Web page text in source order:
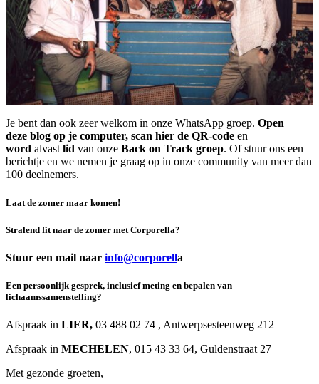
Je bent dan ook zeer welkom in onze WhatsApp groep. Open
deze blog op je computer, scan hier de QR-code en
word alvast lid van onze Back on Track groep. Of stuur ons een
berichtje en we nemen je graag op in onze community van meer dan
100 deelnemers.
Laat de zomer maar komen!
Stralend fit naar de zomer met Corporella?
Stuur een mail naar info@corporella
Een persoonlijk gesprek, inclusief meting en bepalen van
lichaamssamenstelling?
Afspraak in LIER, 03 488 02 74 , Antwerpsesteenweg 212
Afspraak in MECHELEN, 015 43 33 64, Guldenstraat 27
Met gezonde groeten,